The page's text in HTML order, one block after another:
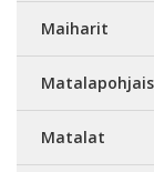
Maiharit
Matalat